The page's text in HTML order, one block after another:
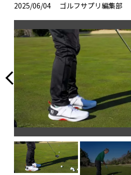
2025/06/04 ゴルフサプリ編集部